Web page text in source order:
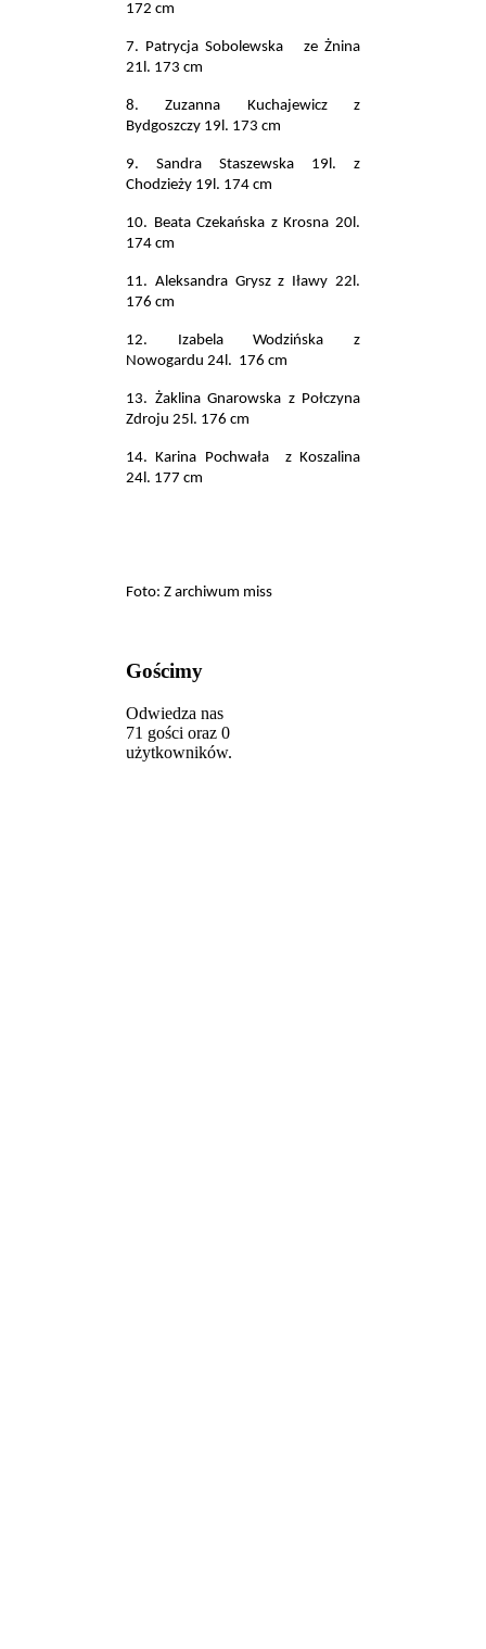
172 cm
7. Patrycja Sobolewska
ze Żnina
21l. 173 cm
8. Zuzanna Kuchajewicz z
Bydgoszczy 19l. 173 cm
9. Sandra Staszewska 19l. z
Chodzieży 19l. 174 cm
10. Beata Czekańska z Krosna 20l.
174 cm
11. Aleksandra Grysz z Iławy 22l.
176 cm
12. Izabela Wodzińska z
Nowogardu 24l. 176 cm
13. Żaklina Gnarowska z Połczyna
Zdroju 25l. 176 cm
14. Karina Pochwała
z Koszalina
24l. 177 cm
Foto: Z archiwum miss
Gościmy
Odwiedza nas
71 gości oraz 0
użytkowników.